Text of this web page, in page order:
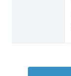
九州エリア